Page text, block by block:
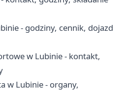
- godziny, cennik, dojazd
w Lubinie - kontakt,
w Lubinie - organy,